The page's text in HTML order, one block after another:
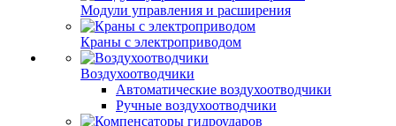
Модули управления и расширения
Краны с электроприводом
Воздухоотводчики
Автоматические воздухоотводчики
Ручные воздухоотводчики